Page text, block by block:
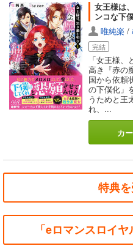
女王様は
ンコな下
唯純楽 /
完結
「女王様
高き『赤の
国から依頼
の下僕化」
うためと王
れ、...
カ
特典
「eロマンスロイ